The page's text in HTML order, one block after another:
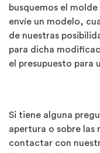
busquemos el
envíe un modelo,
de nuestras
para dicha
el presupuesto para
Si tiene alguna
apertura o sobre las
contactar con